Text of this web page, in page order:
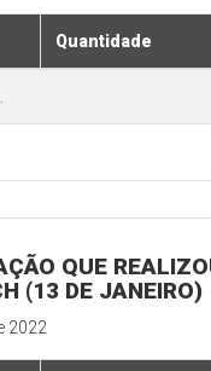
Quantidade
QUE
(13 DE JANEIRO)
2022